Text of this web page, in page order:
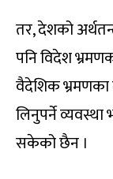
तर, देशको
पनि विदेश
वैदेशिक भ्रमणका
लिनुपर्ने
सकेको छैन ।